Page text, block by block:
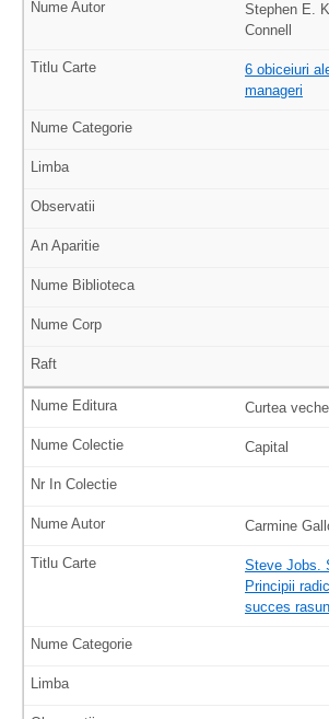
Stephen E.
Connell
6 obiceiuri
manageri
Curtea veche
Capital
Carmine
Steve Jobs.
Principii
succes